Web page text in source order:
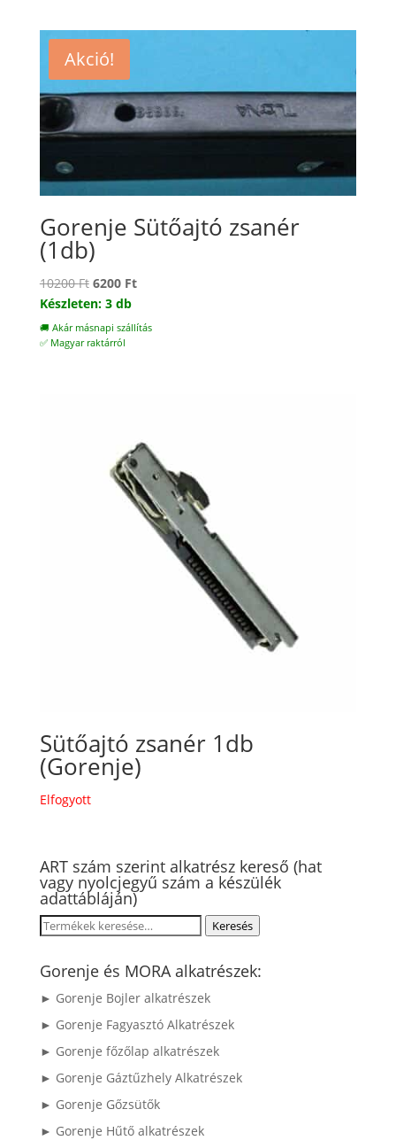
Akció!
Gorenje Sütőajtó zsanér
(1db)
10200Ft Original
price
was:
10200 Ft.
6200 FtCurrent
is:
Készleten: 3 db
🚚 Akár másnapi szállítás
✅ Magyar raktárról
Sütőajtó zsanér 1db
(Gorenje)
Elfogyott
ART szám szerint alkatrész kereső (hat
vagy nyolcjegyű szám a készülék
adattábláján)
Keresés
következőre:
Keresés
Gorenje és MORA alkatrészek:
► Gorenje Bojler alkatrészek
► Gorenje Fagyasztó Alkatrészek
► Gorenje főzőlap alkatrészek
► Gorenje Gáztűzhely Alkatrészek
► Gorenje Gőzsütők
► Gorenje Hűtő alkatrészek